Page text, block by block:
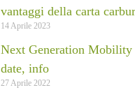
vantaggi della carta
14 Aprile 2023
Next Generation Mobility
date, info
27 Aprile 2022